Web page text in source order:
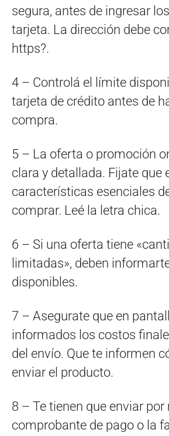
segura, antes de ingresar
tarjeta. La dirección debe
https?.
4 – Controlá el límite
tarjeta de crédito antes de
compra.
5 – La oferta o promoción
clara y detallada. Fijate que
características esenciales
comprar. Leé la letra chica.
6 – Si una oferta tiene
limitadas», deben
disponibles.
7 – Asegurate que en
informados los costos
del envío. Que te informen
enviar el producto.
8 – Te tienen que enviar por
comprobante de pago o la